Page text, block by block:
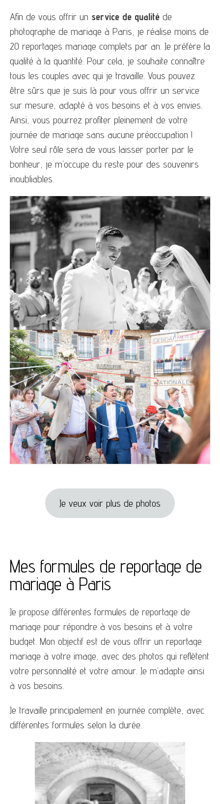
Afin de vous offrir un service de qualité de
photographe de mariage à Paris, je réalise moins de
20 reportages mariage complets par an. Je préfère la
qualité à la quantité. Pour cela, je souhaite connaître
tous les couples avec qui je travaille. Vous pouvez
être sûrs que je suis là pour vous offrir un service
sur mesure, adapté à vos besoins et à vos envies.
Ainsi, vous pourrez profiter pleinement de votre
journée de mariage sans aucune préoccupation !
Votre seul rôle sera de vous laisser porter par le
bonheur, je m’occupe du reste pour des souvenirs
inoubliables.
Je veux voir plus de photos
Mes formules de reportage de
mariage à Paris
Je propose différentes formules de reportage de
mariage pour répondre à vos besoins et à votre
budget. Mon objectif est de vous offrir un reportage
mariage à votre image, avec des photos qui reflètent
votre personnalité et votre amour. Je m’adapte ainsi
à vos besoins.
Je travaille principalement en journée complète, avec
différentes formules selon la durée.